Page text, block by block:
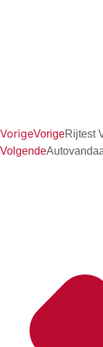
VorigeVorigeRijtest
Volgende